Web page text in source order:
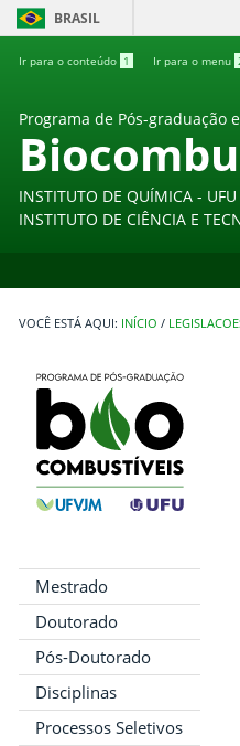
BRASIL
Ir para o conteúdo 1 Ir para o menu
Programa de Pós-graduação
INSTITUTO DE QUÍMICA - UFU
INSTITUTO DE CIÊNCIA E
INÍCIO /
Mestrado
Doutorado
Pós-Doutorado
Disciplinas
Processos Seletivos